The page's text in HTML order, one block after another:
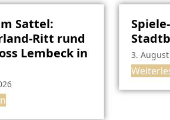
Sattel:
Ritt rund
Lembeck in
3.